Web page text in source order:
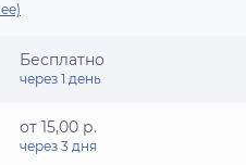
Бесплатно
через 1 день
от 15,00 р.
через 3 дня